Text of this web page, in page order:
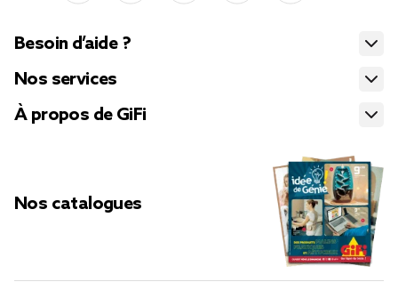
Besoin d’aide ?
Nos services
À propos de GiFi
Nos catalogues